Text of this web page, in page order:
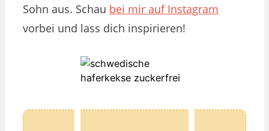
Sohn aus. Schau bei mir auf Instagram
vorbei und lass dich inspirieren!